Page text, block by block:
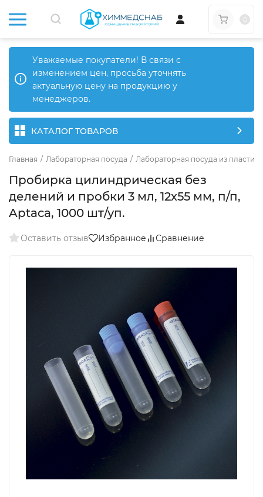
Уважаемые покупатели! В связи с
изменением цен, просьба уточнять
актуальную цену на продукцию у
менеджеров.
КАТАЛОГ ТОВАРОВ
Главная / Лабораторная посуда / Лабораторная посуда из пластика
Пробирка цилиндрическая без
делений и пробки 3 мл, 12х55 мм, п/п,
Aptaca, 1000 шт/уп.
Оставить отзыв Избранное Сравнение